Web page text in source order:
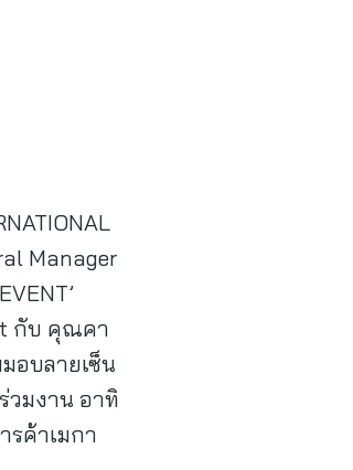
Manager
กับ คุณคา
อบลายเซ็น
วมงาน อาทิ
ค้าเมกา